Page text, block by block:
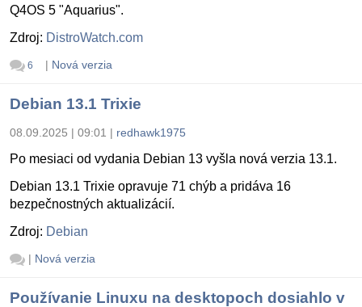
Q4OS 5 "Aquarius".
Zdroj: DistroWatch.com
6 | Nová verzia
Debian 13.1 Trixie
08.09.2025 | 09:01 | redhawk1975
Po mesiaci od vydania Debian 13 vyšla nová verzia 13.1.
Debian 13.1 Trixie opravuje 71 chýb a pridáva 16
bezpečnostných aktualizácií.
Zdroj: Debian
| Nová verzia
Používanie Linuxu na desktopoch dosiahlo v